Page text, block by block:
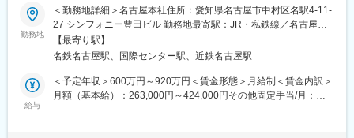
・車載組込みソフト受託で国内最大規模の事業運営に関わること
が出来ます。また、OEM各社と共に自動車開発の業務に参画する
ことができます。
・新しい技術開発に当社のパートナーと連携して開発に参画する
施できます。
・グローバルに活躍が可能です。当社オフショア拠点であるタイ
■業務概要：
ネクスティエレクトロニクスは豊田通商グループの一員で、車載
業界における世界最大規模のエレクトロニクス商社です。これま
で以上にに載組込みソフトウェア開発の重要性が増しており、自
動運転を中心に、モデルベース開発、AI、ビックデータなどのソ
フトウェア開発業務が拡大しています。
国内・海外の自動車メーカーやサプライヤを顧客とした営業担当
勤務地
＜勤務地詳細＞名古屋本社住所：愛知県名古屋市中村区名駅4-11-
27 シンフォニー豊田ビル 勤務地最寄駅：JR・私鉄線／名古屋駅
受動喫煙対策：屋内全面禁煙変更の範囲：会社の定める事業所へ
の異動（転居を伴う配置転換を含む）を命じることがあります。
【最寄り駅】
名鉄名古屋駅、国際センター駅、近鉄名古屋駅
給与
＜予定年収＞600万円～920万円＜賃金形態＞月給制＜賃金内訳＞
月額（基本給）：263,000円～424,000円その他固定手当/月：